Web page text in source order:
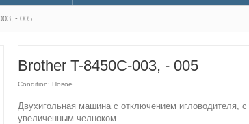
- 005
Brother T-8450C-003, - 005
Condition: Новое
Двухигольная машина с отключением игловодителя, с
увеличенным челноком.